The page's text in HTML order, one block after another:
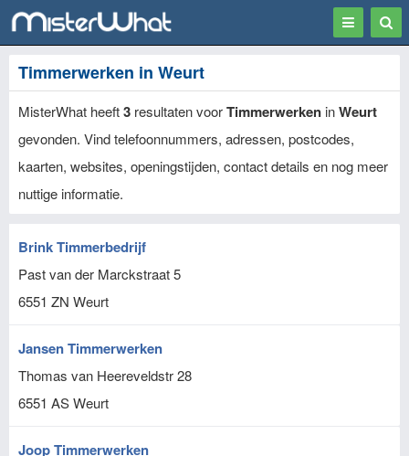
Toggle
Timmerwerken in Weurt
MisterWhat heeft3 resultaten voorTimmerwerken inWeurt
gevonden. Vind telefoonnummers, adressen, postcodes,
kaarten, websites, openingstijden, contact details en nog meer
nuttige informatie.
Brink Timmerbedrijf
Past van der Marckstraat 5
6551 ZN Weurt
Jansen Timmerwerken
Thomas van Heereveldstr 28
6551 ASWeurt
Joop Timmerwerken